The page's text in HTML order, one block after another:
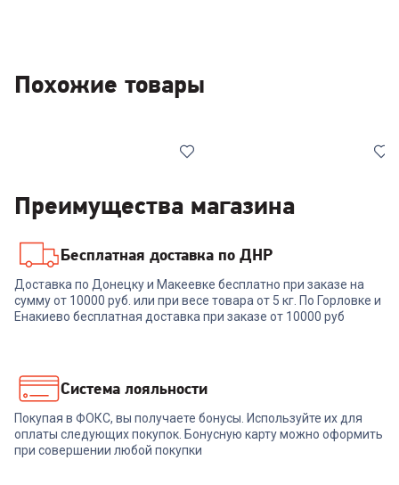
Похожие товары
Плита NESONS NS-
GS50W4MEKB
22 999₽
В корзину
00-00014606
Комбинированная плита
SHIVAKI APETITO 50 10-E
В корзину
Преимущества магазина
Бесплатная доставка по ДНР
Доставка по Донецку и Макеевке бесплатно при заказе на
сумму от 10000 руб. или при весе товара от 5 кг. По Горловке и
Енакиево бесплатная доставка при заказе от 10000 руб
Система лояльности
Покупая в ФОКС, вы получаете бонусы. Используйте их для
оплаты следующих покупок. Бонусную карту можно оформить
при совершении любой покупки